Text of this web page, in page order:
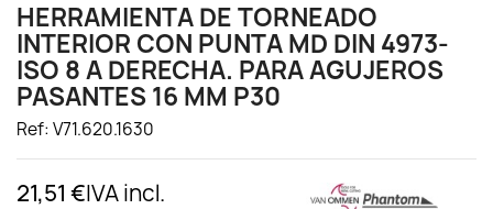
HERRAMIENTA DE TORNEADO
INTERIOR CON PUNTA MD DIN 4973-
ISO 8 A DERECHA. PARA AGUJEROS
PASANTES 16 MM P30
Ref: V71.620.1630
21,51 €IVA incl.